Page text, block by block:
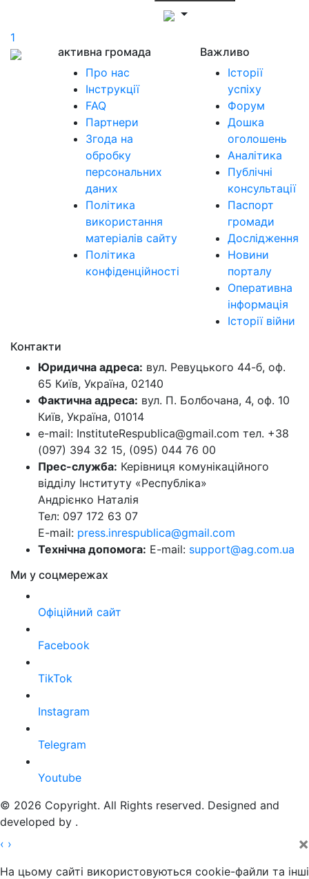
1
активна громада
Про нас
Інструкції
FAQ
Партнери
Згода на
обробку
персональних
даних
Політика
використання
матеріалів сайту
Політика
конфіденційності
Важливо
Історії
успіху
Форум
Дошка
оголошень
Аналітика
Публічні
консультації
Паспорт
громади
Дослідження
Новини
порталу
Оперативна
інформація
Історії війни
Контакти
Юридична адреса: вул. Ревуцького 44-б, оф.
65 Київ, Україна, 02140
Фактична адреса: вул. П. Болбочана, 4, оф. 10
Київ, Україна, 01014
e-mail: InstituteRespublica@gmail.com тел. +38
(097) 394 32 15, (095) 044 76 00
Прес-служба: Керівниця комунікаційного
відділу Інституту «Республіка»
Андрієнко Наталія
Тел: 097 172 63 07
E-mail: press.inrespublica@gmail.com
Технічна допомога: E-mail: support@ag.com.ua
Ми у соцмережах
Офіційний сайт
Facebook
TikTok
Instagram
Telegram
Youtube
© 2026 Copyright. All Rights reserved. Designed and
developed by .
‹ › ×
На цьому сайті використовуються cookie-файли та інші